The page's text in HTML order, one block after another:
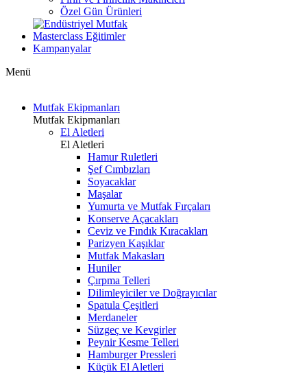
Özel Gün Ürünleri
Masterclass Eğitimler
Kampanyalar
Menü
Mutfak Ekipmanları
Mutfak Ekipmanları
El Aletleri
El Aletleri
Hamur Ruletleri
Şef Cımbızları
Soyacaklar
Maşalar
Yumurta ve Mutfak Fırçaları
Konserve Açacakları
Ceviz ve Fındık Kıracakları
Parizyen Kaşıklar
Mutfak Makasları
Huniler
Çırpma Telleri
Dilimleyiciler ve Doğrayıcılar
Spatula Çeşitleri
Merdaneler
Süzgeç ve Kevgirler
Peynir Kesme Telleri
Hamburger Pressleri
Küçük El Aletleri